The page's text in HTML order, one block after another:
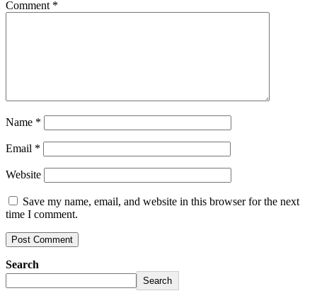
Comment *
Name *
Email *
Website
Save my name, email, and website in this browser for the next
time I comment.
Search
Search